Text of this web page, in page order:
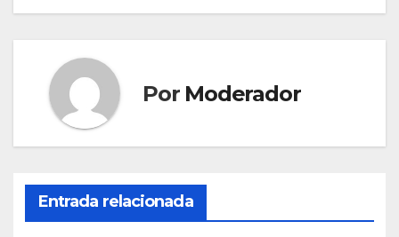
Por Moderador
Entrada relacionada